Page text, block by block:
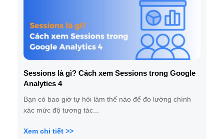
Sessions là gì? Cách xem Sessions trong Google
Analytics 4
Bạn có bao giờ tự hỏi làm thế nào để đo lường chính
xác mức độ tương tác...
Xem chi tiết >>